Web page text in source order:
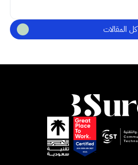
كل المقالات